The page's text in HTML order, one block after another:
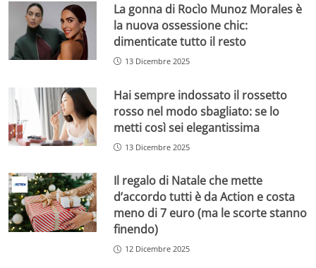
La gonna di Rocìo Munoz Morales è
la nuova ossessione chic:
dimenticate tutto il resto
13 Dicembre 2025
Hai sempre indossato il rossetto
rosso nel modo sbagliato: se lo
metti così sei elegantissima
13 Dicembre 2025
Il regalo di Natale che mette
d’accordo tutti è da Action e costa
meno di 7 euro (ma le scorte stanno
finendo)
12 Dicembre 2025